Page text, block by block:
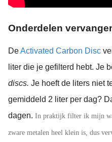
Onderdelen
DeActivated Carbon Disc
liter die je gefilterd hebt. Je
discs. Je hoeft de liters niet
gemiddeld 2 liter per dag?
dagen. In praktijk filter ik mijn
zware metalen heel klein is, dus